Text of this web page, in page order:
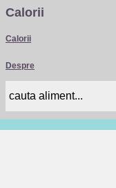
Calorii
Calorii
Despre